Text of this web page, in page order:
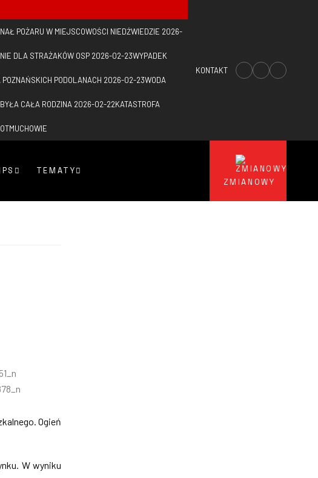
POŻARU W MIEJSCOWOŚCI NIEDŹWIEDZIE 2026-
DLA STRAŻAKÓW OSP 2026-02-23WYPADEK
PODOLANACH 2026-02-23WODA
CAŁA RODZINA 2026-02-22KATASTROFA
KONTAKT
TEMATY
ZMIANOWY
Ogień
W wyniku